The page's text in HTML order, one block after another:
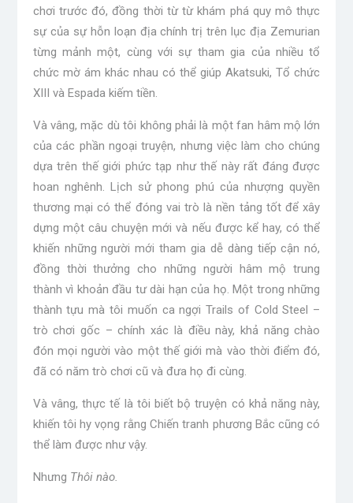
chơi trước đó, đồng thời từ từ khám phá quy mô thực
sự của sự hỗn loạn địa chính trị trên lục địa Zemurian
từng mảnh một, cùng với sự tham gia của nhiều tổ
chức mờ ám khác nhau có thể giúp Akatsuki, Tổ chức
XIII và Espada kiếm tiền.
Và vâng, mặc dù tôi không phải là một fan hâm mộ lớn
của các phần ngoại truyện, nhưng việc làm cho chúng
dựa trên thế giới phức tạp như thế này rất đáng được
hoan nghênh. Lịch sử phong phú của nhượng quyền
thương mại có thể đóng vai trò là nền tảng tốt để xây
dựng một câu chuyện mới và nếu được kể hay, có thể
khiến những người mới tham gia dễ dàng tiếp cận nó,
đồng thời thưởng cho những người hâm mộ trung
thành vì khoản đầu tư dài hạn của họ. Một trong những
thành tựu mà tôi muốn ca ngợi Trails of Cold Steel –
trò chơi gốc – chính xác là điều này, khả năng chào
đón mọi người vào một thế giới mà vào thời điểm đó,
đã có năm trò chơi cũ và đưa họ đi cùng.
Và vâng, thực tế là tôi biết bộ truyện có khả năng này,
khiến tôi hy vọng rằng Chiến tranh phương Bắc cũng có
thể làm được như vậy.
Nhưng Thôi nào.